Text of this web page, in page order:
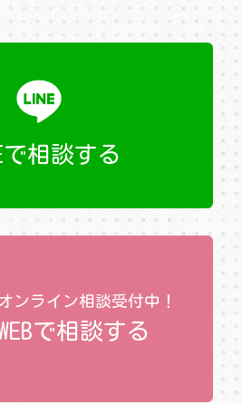
で相談する
オンライン相談受付中！
で相談する